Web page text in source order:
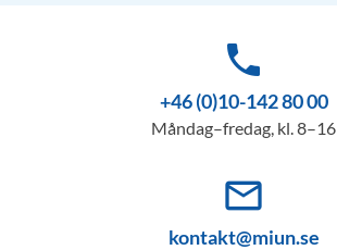
phone
+46 (0)10-142 80 00
Måndag–fredag, kl. 8–16
mail_outline
kontakt@miun.se